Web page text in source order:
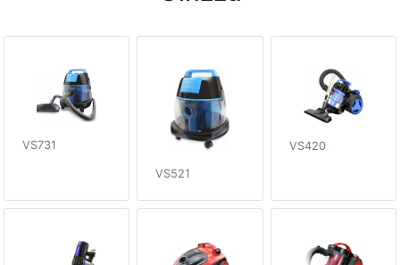
VS731
VS521
VS420